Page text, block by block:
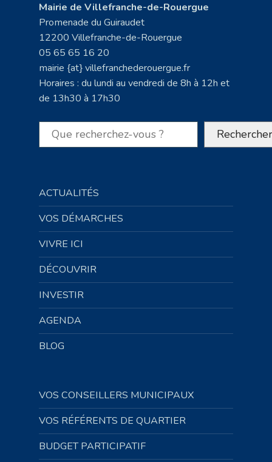
Mairie de Villefranche-de-Rouergue
Promenade du Guiraudet
12200 Villefranche-de-Rouergue
05 65 65 16 20
mairie {at} villefranchederouergue.fr
Horaires : du lundi au vendredi de 8h à 12h et
de 13h30 à 17h30
Rechercher Rechercher
ACTUALITÉS
VOS DÉMARCHES
VIVRE ICI
DÉCOUVRIR
INVESTIR
AGENDA
BLOG
VOS CONSEILLERS MUNICIPAUX
VOS RÉFÉRENTS DE QUARTIER
BUDGET PARTICIPATIF